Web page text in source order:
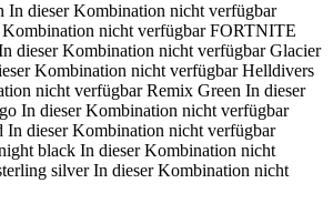
In dieser Kombination nicht verfügbar
nicht verfügbar FORTNITE
dieser Kombination nicht verfügbar Glacier
Kombination nicht verfügbar Helldivers
nicht verfügbar Remix Green In dieser
In dieser Kombination nicht verfügbar
In dieser Kombination nicht verfügbar
black In dieser Kombination nicht
silver In dieser Kombination nicht